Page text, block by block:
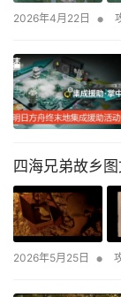
2026年4月22日 •
四海兄弟故乡
2026年5月25日 •